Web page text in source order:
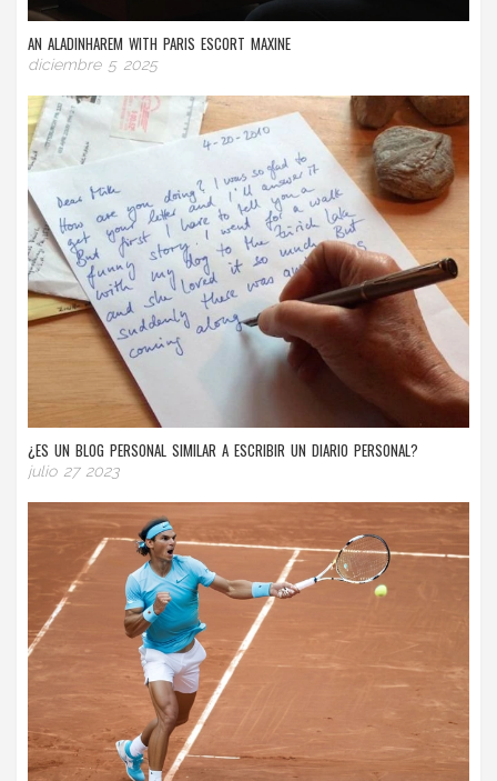
AN ALADINHAREM WITH PARIS ESCORT MAXINE
diciembre 5 2025
¿ES UN BLOG PERSONAL SIMILAR A ESCRIBIR UN DIARIO PERSONAL?
julio 27 2023